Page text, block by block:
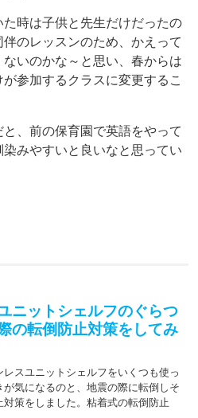
時は子供と先生だけだったの
のレッスンのため、かえって
いのかな～と思い、春からは
参加するクラスに変更するこ
、前の保育園で英語をやって
みやすいと良いなと思ってい